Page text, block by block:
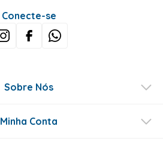
Conecte-se
Sobre Nós
Minha Conta